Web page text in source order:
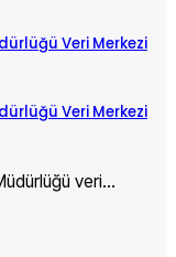
Veri Merkezi
Veri Merkezi
veri…